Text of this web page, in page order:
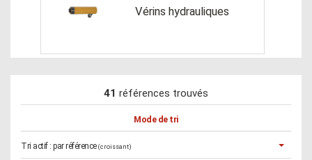
Vérins hydrauliques
41 références trouvés
Mode de tri
Tri actif : par référence (croissant)